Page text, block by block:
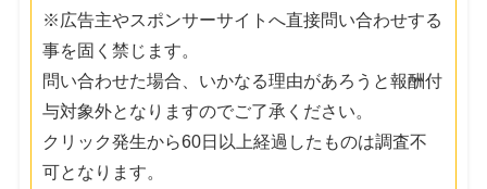
※広告主やスポンサーサイトへ直接問い合わせする
事を固く禁じます。
問い合わせた場合、いかなる理由があろうと報酬付
与対象外となりますのでご了承ください。
クリック発生から60日以上経過したものは調査不
可となります。